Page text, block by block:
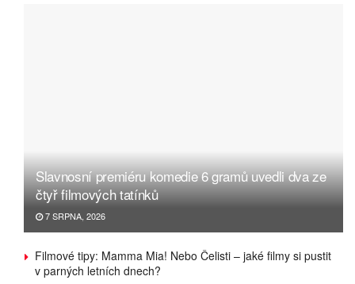
Slavnosní premiéru komedie 6 gramů uvedli dva ze
čtyř filmových tatínků
7 SRPNA, 2026
Filmové tipy: Mamma Mia! Nebo Čelisti – jaké filmy si pustit
v parných letních dnech?